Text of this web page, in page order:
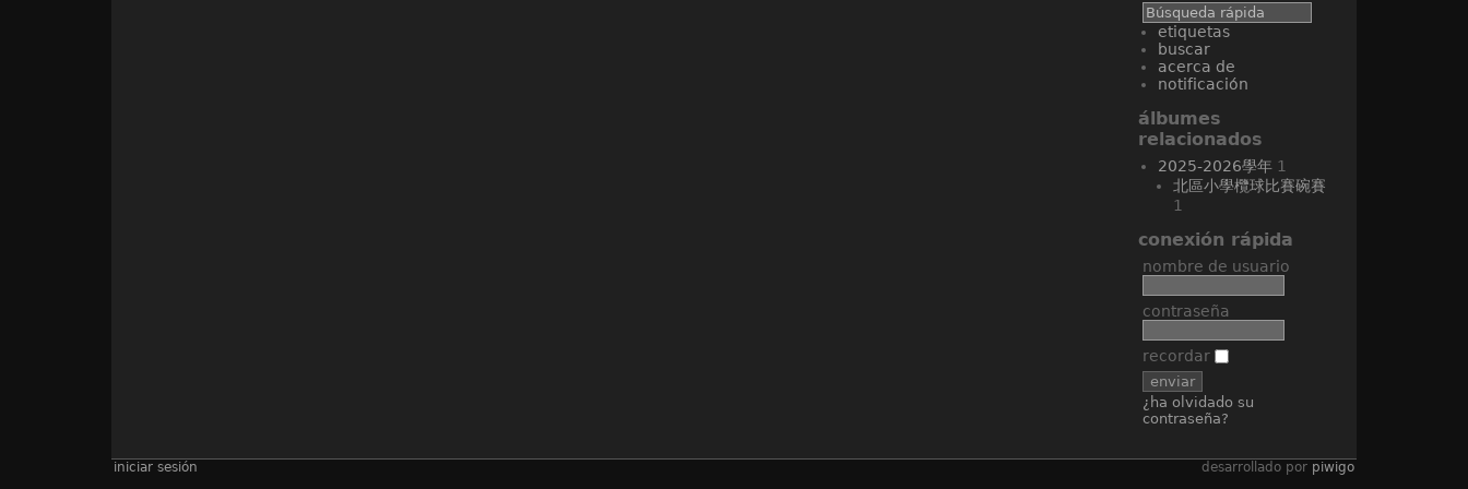
etiquetas
buscar
acerca de
notificación
álbumes
relacionados
2025-2026學年 1
北區小學欖球比賽碗賽
1
conexión rápida
nombre de usuario
contraseña
recordar
¿ha olvidado su
contraseña?
iniciar sesión desarrollado por piwigo